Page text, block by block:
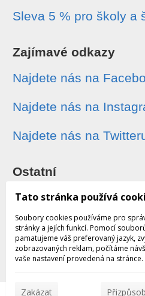
Sleva 5 % pro školy a
Zajímavé odkazy
Najdete nás na
Najdete nás na
Najdete nás na
Ostatní
Sledování zásilek
Dárkové poukazy
Obchodní podmínky -
Tato stránka používá
Soubory cookies používáme pro
stránky a jejích funkcí. Pomocí
pamatujeme váš preferovaný jazyk,
zobrazovaných reklam, počítáme
vaše nastavení provedená na stránce.
Zakázat